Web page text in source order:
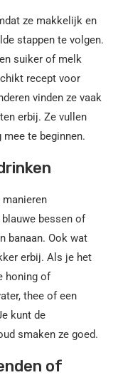
ze makkelijk en
stappen te volgen.
suiker of melk
recept voor
vinden ze vaak
erbij. Ze vullen
te beginnen.
bessen of
banaan. Ook wat
erbij. Als je het
honing of
thee of een
kunt de
smaken ze goed.
of